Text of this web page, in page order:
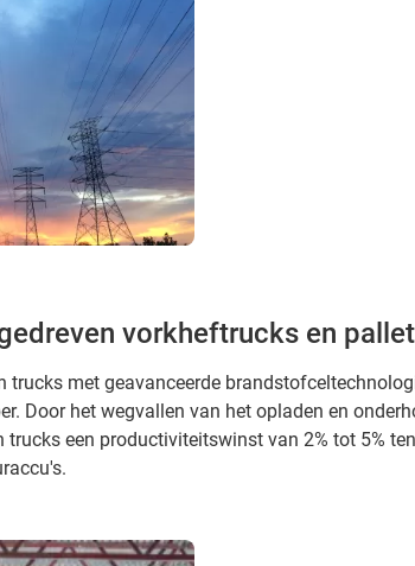
vorkheftrucks en
trucks met geavanceerde
Door het wegvallen van het opladen en
trucks een productiviteitswinst van 2% tot 5%